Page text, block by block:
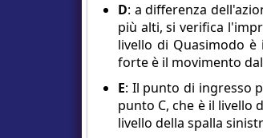
D: a differenza
più alti, si verifica
livello di Quasimodo
forte è il movimento
E: Il punto di ingresso
punto C, che è il livello
livello della spalla